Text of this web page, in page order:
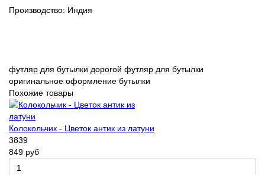
Производство: Индия
футляр для бутылки дорогой футляр для бутылки
оригинальное оформление бутылки
Похожие товары
Колокольчик - Цветок антик из латуни
3839
849 руб